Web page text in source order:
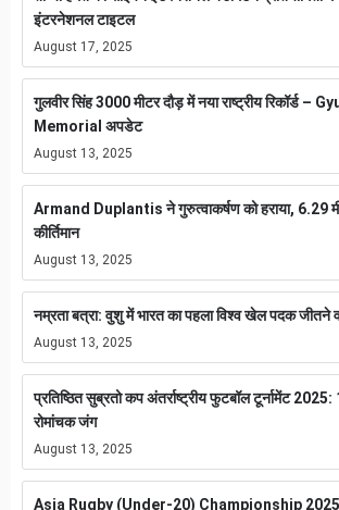
इंटरनेशनल टाइटल
August 17, 2025
गुलवीर सिंह 3000 मीटर दौड़ में नया राष्ट्रीय रिकॉर्ड –
Memorial अपडेट
August 13, 2025
Armand Duplantis ने गुरुत्वाकर्षण को हराया, 6.29
कीर्तिमान
August 13, 2025
नम्रता बत्रा: वुशु में भारत का पहला विश्व खेल पदक जीतने
August 13, 2025
प्रतिष्ठित सुब्रतो कप अंतर्राष्ट्रीय फुटबॉल टूर्नामेंट
रोमांचक जंग
August 13, 2025
Asia Rugby (Under-20) Championship 2025: